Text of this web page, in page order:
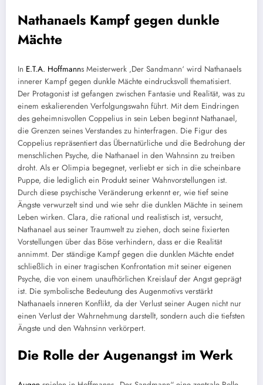
Nathanaels Kampf gegen dunkle
Mächte
In E.T.A. Hoffmanns Meisterwerk ‚Der Sandmann‘ wird Nathanaels
innerer Kampf gegen dunkle Mächte eindrucksvoll thematisiert.
Der Protagonist ist gefangen zwischen Fantasie und Realität, was zu
einem eskalierenden Verfolgungswahn führt. Mit dem Eindringen
des geheimnisvollen Coppelius in sein Leben beginnt Nathanael,
die Grenzen seines Verstandes zu hinterfragen. Die Figur des
Coppelius repräsentiert das Übernatürliche und die Bedrohung der
menschlichen Psyche, die Nathanael in den Wahnsinn zu treiben
droht. Als er Olimpia begegnet, verliebt er sich in die scheinbare
Puppe, die lediglich ein Produkt seiner Wahnvorstellungen ist.
Durch diese psychische Veränderung erkennt er, wie tief seine
Ängste verwurzelt sind und wie sehr die dunklen Mächte in seinem
Leben wirken. Clara, die rational und realistisch ist, versucht,
Nathanael aus seiner Traumwelt zu ziehen, doch seine fixierten
Vorstellungen über das Böse verhindern, dass er die Realität
annimmt. Der ständige Kampf gegen die dunklen Mächte endet
schließlich in einer tragischen Konfrontation mit seiner eigenen
Psyche, die von einem unaufhörlichen Kreislauf der Angst geprägt
ist. Die symbolische Bedeutung des Augenmotivs verstärkt
Nathanaels inneren Konflikt, da der Verlust seiner Augen nicht nur
einen Verlust der Wahrnehmung darstellt, sondern auch die tiefsten
Ängste und den Wahnsinn verkörpert.
Die Rolle der Augenangst im Werk